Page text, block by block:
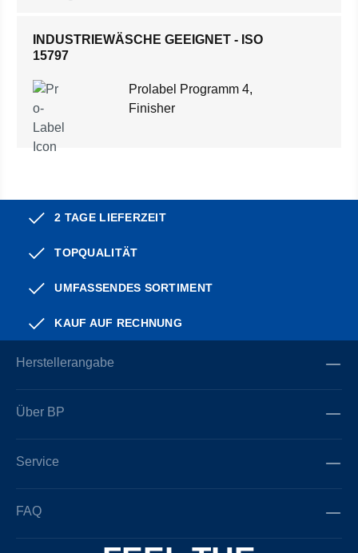
INDUSTRIEWÄSCHE GEEIGNET - ISO
15797
Prolabel Programm 4,
Finisher
2 TAGE LIEFERZEIT
TOPQUALITÄT
UMFASSENDES SORTIMENT
KAUF AUF RECHNUNG
Herstellerangabe
Über BP
Service
FAQ